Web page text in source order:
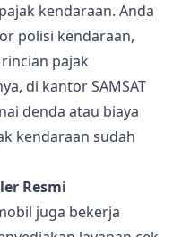
kendaraan. Anda
polisi kendaraan,
pajak
di kantor SAMSAT
denda atau biaya
kendaraan sudah
Resmi
juga bekerja